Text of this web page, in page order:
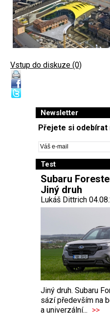
Vstup do diskuze (0)
Newsletter
Přejete si
Test
Subaru
Jiný druh
Lukáš Dittrich
Jiný druh. Subaru
sází především na
a univerzální... >>